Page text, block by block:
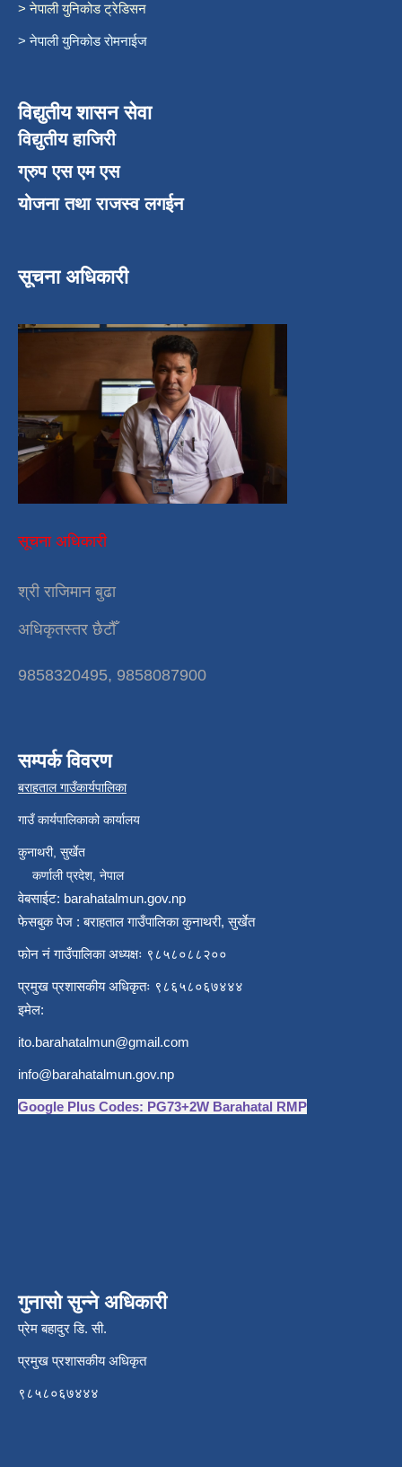
> नेपाली युनिकोड ट्रेडिसन
> नेपाली युनिकोड रोमनाईज
विद्युतीय शासन सेवा
विद्युतीय हाजिरी
ग्रुप एस एम एस
योजना तथा राजस्व लगईन
सूचना अधिकारी
सूचना अधिकारी
श्री राजिमान बुढा
अधिकृतस्तर छैटौँ
9858320495, 9858087900
सम्पर्क विवरण
बराहताल गाउँकार्यपालिका
गाउँ कार्यपालिकाको कार्यालय
कुनाथरी, सुर्खेत
कर्णाली प्रदेश, नेपाल
वेबसाईट: barahatalmun.gov.np
फेसबुक पेज : बराहताल गाउँपालिका कुनाथरी, सुर्खेत
फोन नं गाउँपालिका अध्यक्षः ९८५८०८८२००
प्रमुख प्रशासकीय अधिकृतः ९८६५८०६७४४४
इमेल:
ito.barahatalmun@gmail.com
info@barahatalmun.gov.np
Google Plus Codes: PG73+2W Barahatal RMP
गुनासो सुन्ने अधिकारी
प्रेम बहादुर डि. सी.
प्रमुख प्रशासकीय अधिकृत
९८५८०६७४४४